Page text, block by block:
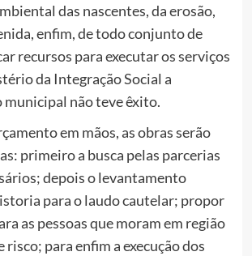
das nascentes, da erosão,
enfim, de todo conjunto de
recursos para executar os serviços
da Integração Social a
não teve êxito.
em mãos, as obras serão
primeiro a busca pelas parcerias
depois o levantamento
para o laudo cautelar; propor
as pessoas que moram em região
risco; para enfim a execução dos